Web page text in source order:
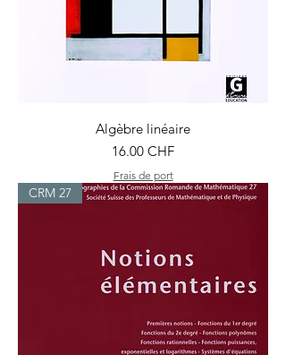
Algèbre linéaire
Prix
16.00 CHF
Frais de port
CRM 27